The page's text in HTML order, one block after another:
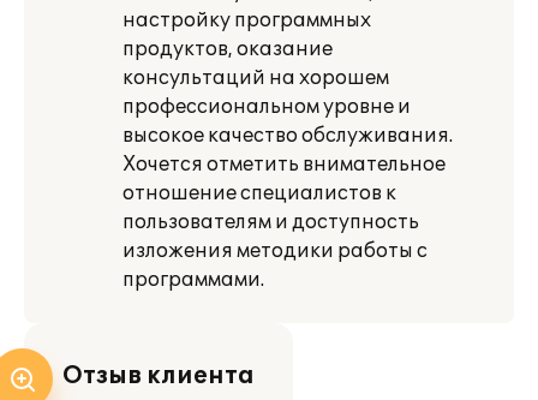
настройку программных
продуктов, оказание
консультаций на хорошем
профессиональном уровне и
высокое качество обслуживания.
Хочется отметить внимательное
отношение специалистов к
пользователям и доступность
изложения методики работы с
программами.
Отзыв клиента